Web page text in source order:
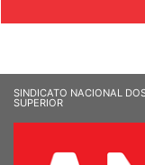
SINDICATO NACIONAL
SUPERIOR